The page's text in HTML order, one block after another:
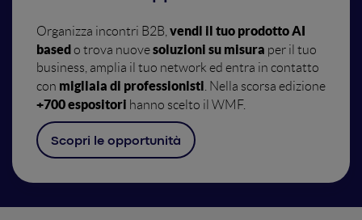
Organizza incontri B2B, vendi il tuo prodotto AI
basedo trova nuovesoluzioni su misura per il tuo
business, amplia il tuo network ed entra in contatto
con migliaia di professionisti . Nella scorsa edizione
+700 espositori hanno scelto il WMF.
Scopri le opportunità